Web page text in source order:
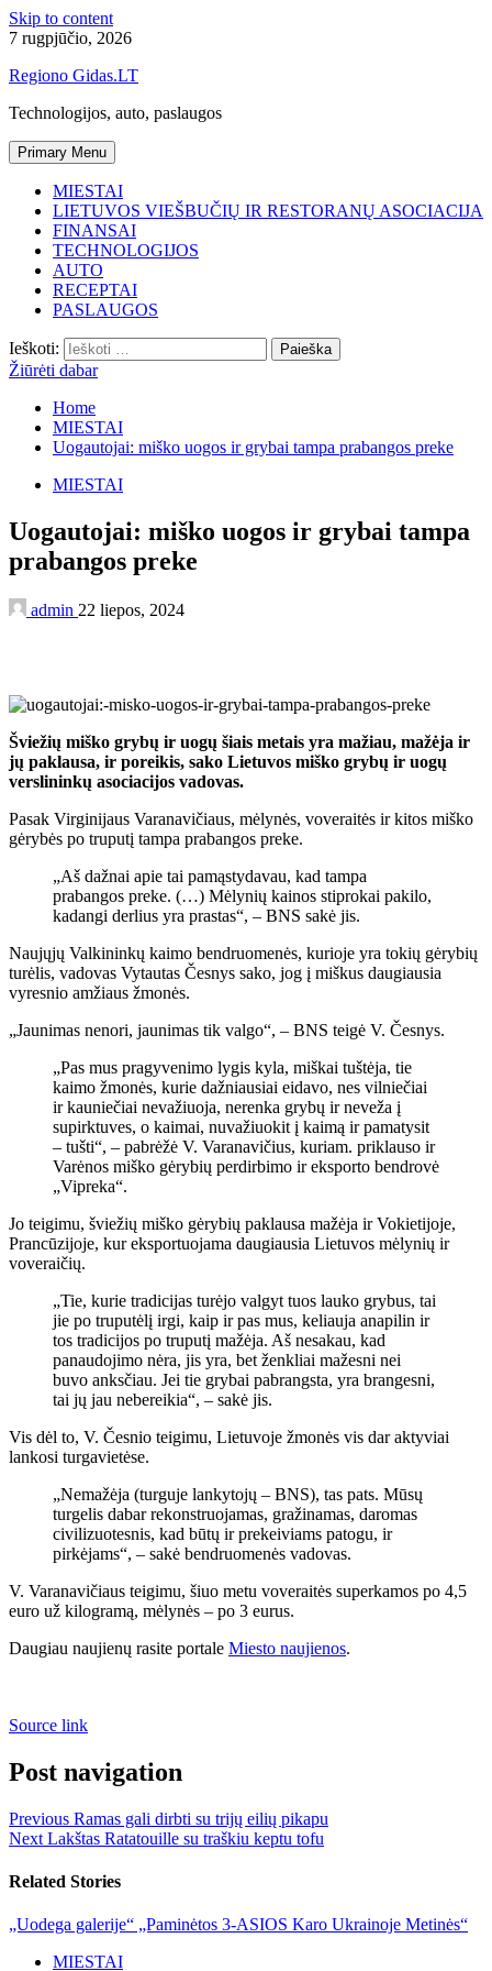
Skip to content
7 rugpjūčio, 2026
Regiono Gidas.LT
Technologijos, auto, paslaugos
Primary Menu
MIESTAI
LIETUVOS VIEŠBUČIŲ IR RESTORANŲ ASOCIACIJA
FINANSAI
TECHNOLOGIJOS
AUTO
RECEPTAI
PASLAUGOS
Ieškoti:
Žiūrėti dabar
Home
MIESTAI
Uogautojai: miško uogos ir grybai tampa prabangos preke
MIESTAI
Uogautojai: miško uogos ir grybai tampa
prabangos preke
admin 22 liepos, 2024
Šviežių miško grybų ir uogų šiais metais yra mažiau, mažėja ir
jų paklausa, ir poreikis, sako Lietuvos miško grybų ir uogų
verslininkų asociacijos vadovas.
Pasak Virginijaus Varanavičiaus, mėlynės, voveraitės ir kitos miško
gėrybės po truputį tampa prabangos preke.
„Aš dažnai apie tai pamąstydavau, kad tampa
prabangos preke. (…) Mėlynių kainos stiprokai pakilo,
kadangi derlius yra prastas“, – BNS sakė jis.
Naujųjų Valkininkų kaimo bendruomenės, kurioje yra tokių gėrybių
turėlis, vadovas Vytautas Česnys sako, jog į miškus daugiausia
vyresnio amžiaus žmonės.
„Jaunimas nenori, jaunimas tik valgo“, – BNS teigė V. Česnys.
„Pas mus pragyvenimo lygis kyla, miškai tuštėja, tie
kaimo žmonės, kurie dažniausiai eidavo, nes vilniečiai
ir kauniečiai nevažiuoja, nerenka grybų ir neveža į
supirktuves, o kaimai, nuvažiuokit į kaimą ir pamatysit
– tušti“, – pabrėžė V. Varanavičius, kuriam. priklauso ir
Varėnos miško gėrybių perdirbimo ir eksporto bendrovė
„Vipreka“.
Jo teigimu, šviežių miško gėrybių paklausa mažėja ir Vokietijoje,
Prancūzijoje, kur eksportuojama daugiausia Lietuvos mėlynių ir
voveraičių.
„Tie, kurie tradicijas turėjo valgyt tuos lauko grybus, tai
jie po truputėlį irgi, kaip ir pas mus, keliauja anapilin ir
tos tradicijos po truputį mažėja. Aš nesakau, kad
panaudojimo nėra, jis yra, bet ženkliai mažesni nei
buvo anksčiau. Jei tie grybai pabrangsta, yra brangesni,
tai jų jau nebereikia“, – sakė jis.
Vis dėl to, V. Česnio teigimu, Lietuvoje žmonės vis dar aktyviai
lankosi turgavietėse.
„Nemažėja (turguje lankytojų – BNS), tas pats. Mūsų
turgelis dabar rekonstruojamas, gražinamas, daromas
civilizuotesnis, kad būtų ir prekeiviams patogu, ir
pirkėjams“, – sakė bendruomenės vadovas.
V. Varanavičiaus teigimu, šiuo metu voveraitės superkamos po 4,5
euro už kilogramą, mėlynės – po 3 eurus.
Daugiau naujienų rasite portale Miesto naujienos.
Source link
Post navigation
Previous Ramas gali dirbti su trijų eilių pikapu
Next Lakštas Ratatouille su traškiu keptu tofu
Related Stories
„Uodega galerije“ „Paminėtos 3-ASIOS Karo Ukrainoje Metinės“
MIESTAI